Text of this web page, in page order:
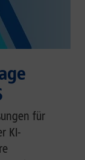
für
KI-